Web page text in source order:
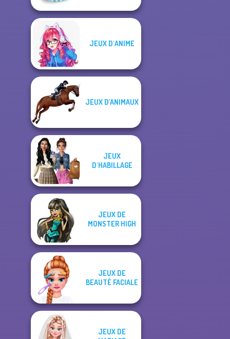
JEUX D'ANIME
JEUX D’ANIMAUX
JEUX
D'HABILLAGE
JEUX DE
MONSTER HIGH
JEUX DE
BEAUTÉ FACIALE
JEUX DE